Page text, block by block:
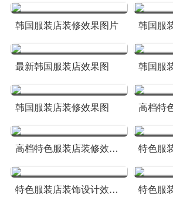
韩国服装店装修效果图片
最新韩国服装店效果图 韩国服
韩国服装店装修效果图 高档特
高档特色服装店装修效果图
特色服装店装饰设计效果图片 特色服